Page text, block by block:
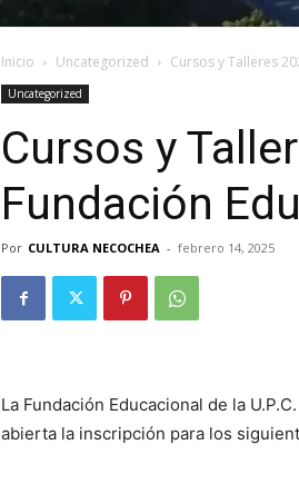
Inicio Uncategorized Cursos y Talleres
Uncategorized
Cursos y
Fundación
Por CULTURA NECOCHEA - febrero 14, 2025
La Fundación Educacional de la
abierta la inscripción para los